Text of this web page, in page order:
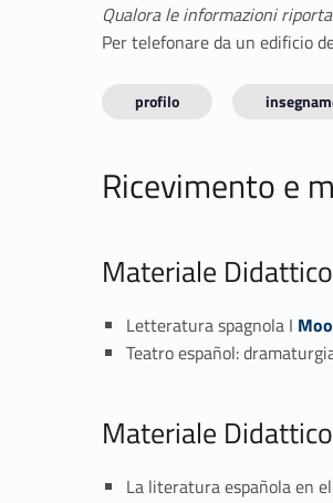
Qualora le informazioni
Per telefonare da un edificio
profilo
Ricevimento e
Materiale
Letteratura spagnola I
Teatro español:
Materiale
La literatura española en